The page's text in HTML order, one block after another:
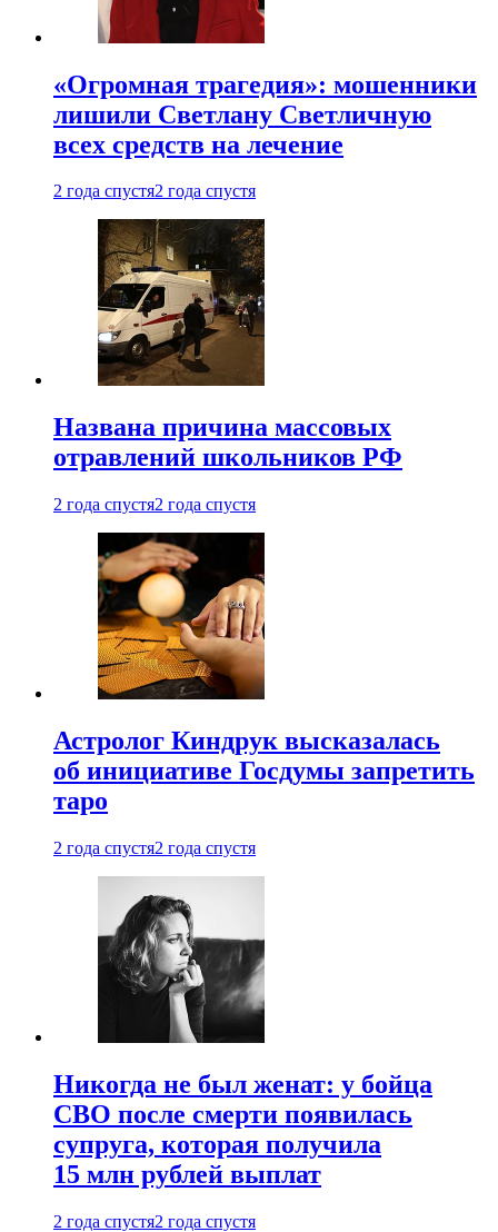
«Огромная трагедия»: мошенники
лишили Светлану Светличную
всех средств на лечение
2 года спустя2 года спустя
Названа причина массовых
отравлений школьников РФ
2 года спустя2 года спустя
Астролог Киндрук высказалась
об инициативе Госдумы запретить
таро
2 года спустя2 года спустя
Никогда не был женат: у бойца
СВО после смерти появилась
супруга, которая получила
15 млн рублей выплат
2 года спустя2 года спустя